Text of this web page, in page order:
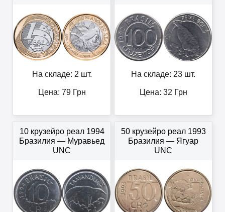
На складе: 2 шт.
Цена: 79Грн
На складе: 23 шт.
Цена: 32 Грн
10 крузейро реал 1994
Бразилия — Муравьед
UNC
50 крузейро реал 1993
Бразилия — Ягуар
UNC